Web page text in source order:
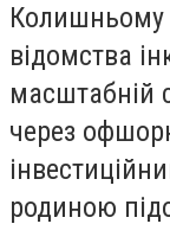
Колишньому
відомства
масштабній
через
родиною